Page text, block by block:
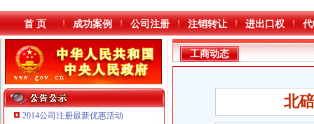
首 页 成功案例 公司注册 注销转让 进出口权
2014公司注册最新优惠活动
工商动态
北